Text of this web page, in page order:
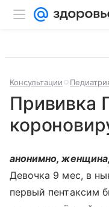
Консультации
Прививка
анонимно,
Девочка 9 мес, в
первый пентаксим